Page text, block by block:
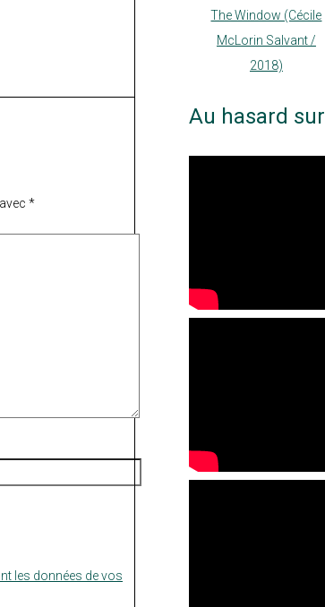
*
les données de vos
The Window (Cécile
McLorin Salvant /
2018)
Au hasard